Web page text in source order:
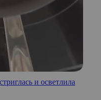
и осветлила